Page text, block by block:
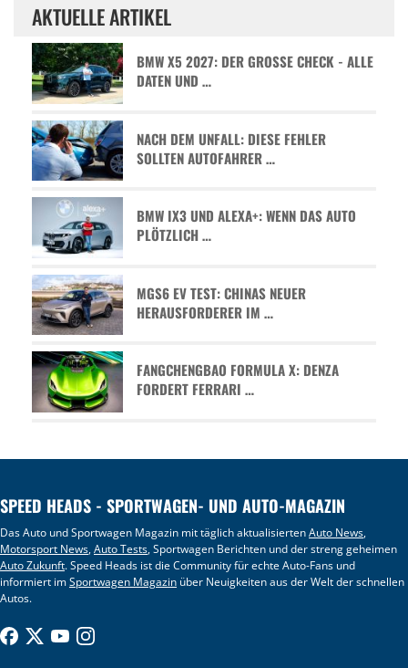
AKTUELLE ARTIKEL
BMW X5 2027: DER GROSSE CHECK - ALLE D
ATEN UND …
NACH DEM UNFALL: DIESE FEHLER
SOLLTEN AUTOFAHRER …
BMW IX3 UND ALEXA+: WENN DAS AUTO
PLÖTZLICH …
MGS6 EV TEST: CHINAS NEUER
HERAUSFORDERER IM …
FANGCHENGBAO FORMULA X: DENZA
FORDERT FERRARI …
SPEED HEADS - SPORTWAGEN- UND AUTO-MAGAZIN
Das Auto und Sportwagen Magazin mit täglich aktualisiertenAuto News,
Motorsport News,Auto Tests, Sportwagen Berichten und der streng geheimen
Auto Zukunft. Speed Heads ist die Community für echte Auto-Fans und
informiert imSportwagen Magazin über Neuigkeiten aus der Welt der schnellen
Autos.